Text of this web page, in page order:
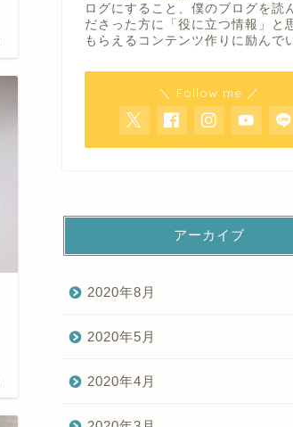
ログにすること、僕のブログを読
ださった方に「役に立つ情報」と
もらえるコンテンツ作りに励んで
＼ Follow me ／
アーカイブ
2020年8月
2020年5月
2020年4月